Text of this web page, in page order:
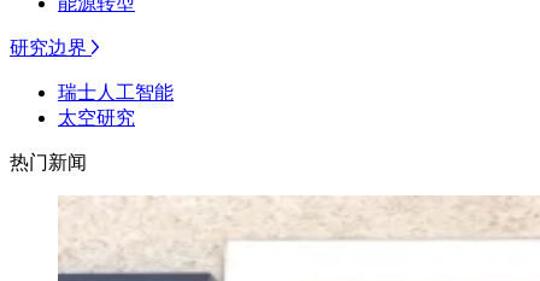
研究边界
瑞士人工智能
太空研究
热门新闻